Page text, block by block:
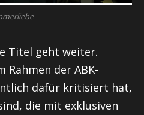
Titel geht weiter.
Rahmen der ABK-
dafür kritisiert hat,
die mit exklusiven